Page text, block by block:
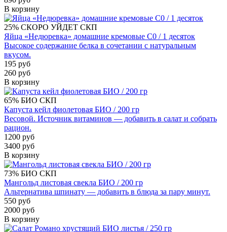
В корзину
25% СКОРО УЙДЕТ СКП
Яйца «Недюревка» домашние кремовые С0 / 1 десяток
Высокое содержание белка в сочетании с натуральным
вкусом.
195 руб
260 руб
В корзину
65% БИО СКП
Капуста кейл фиолетовая БИО / 200 гр
Весовой. Источник витаминов — добавить в салат и собрать
рацион.
1200 руб
3400 руб
В корзину
73% БИО СКП
Мангольд листовая свекла БИО / 200 гр
Альтернатива шпинату — добавить в блюда за пару минут.
550 руб
2000 руб
В корзину